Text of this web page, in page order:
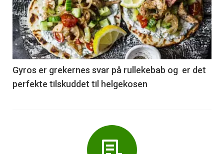
akkurat
nå
-
6
Gyros er grekernes svar på rullekebab og er det
perfekte tilskuddet til helgekosen